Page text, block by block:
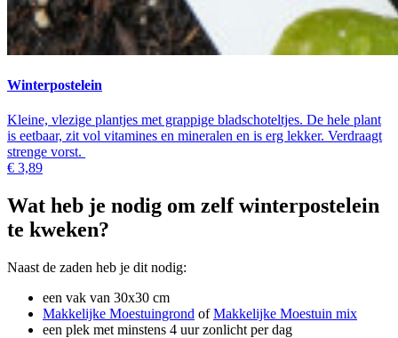
Winterpostelein
Kleine, vlezige plantjes met grappige bladschoteltjes. De hele plant
is eetbaar, zit vol vitamines en mineralen en is erg lekker. Verdraagt
strenge vorst.
€ 3,89
Wat heb je nodig om zelf winterpostelein
te kweken?
Naast de zaden heb je dit nodig:
een vak van 30x30 cm
Makkelijke Moestuingrond ofMakkelijke Moestuin mix
een plek met minstens 4 uur zonlicht per dag